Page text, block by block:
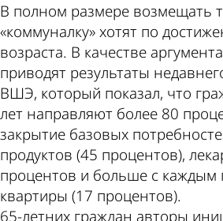
В полном размере возмещать
«коммуналку» хотят по
возраста. В качестве
приводят результаты
ВШЭ, который показал, что
лет направляют более 80
закрытие базовых
продуктов (45 процентов),
процентов и больше с каждым
квартиры (17 процентов).
65-летних граждан авторы